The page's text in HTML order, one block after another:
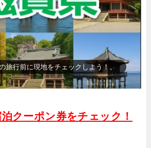
わ湖』（人気観光スポット）
クーポン券をチェック！